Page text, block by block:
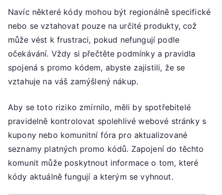
Navíc některé kódy mohou být regionálně specifické
nebo se vztahovat pouze na určité produkty, což
může vést k frustraci, pokud nefungují podle
očekávání. Vždy si přečtěte podmínky a pravidla
spojená s promo kódem, abyste zajistili, že se
vztahuje na váš zamýšlený nákup.
Aby se toto riziko zmírnilo, měli by spotřebitelé
pravidelně kontrolovat spolehlivé webové stránky s
kupony nebo komunitní fóra pro aktualizované
seznamy platných promo kódů. Zapojení do těchto
komunit může poskytnout informace o tom, které
kódy aktuálně fungují a kterým se vyhnout.